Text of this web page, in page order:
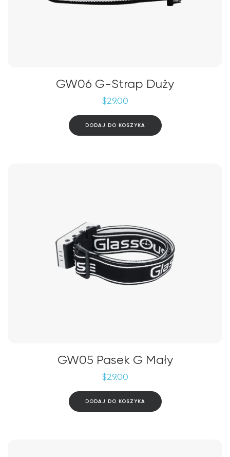
GW06 G-Strap Duży
$29.00
DODAJ DO KOSZYKA
GW05 Pasek G Mały
$29.00
DODAJ DO KOSZYKA